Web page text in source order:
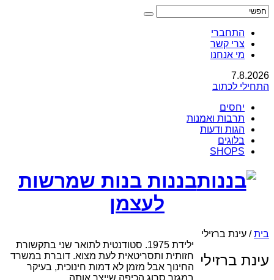
התחברי
צרי קשר
מי אנחנו
7.8.2026
התחילי לכתוב
יחסים
תרבות ואמנות
הגות ודעות
בלוגים
SHOPS
בננות בנות שמרשות
לעצמן
בית/ עינת ברזילי
עינת ברזילי
ילידת 1975. סטודנטית לתואר שני בתקשורת
חזותית ותסריטאית לעת מצוא. דוברת במשרד
החינוך אבל מזמן לא דמות חינוכית, בעיקר
במגזר סרוג הכיפה שייצר אותה